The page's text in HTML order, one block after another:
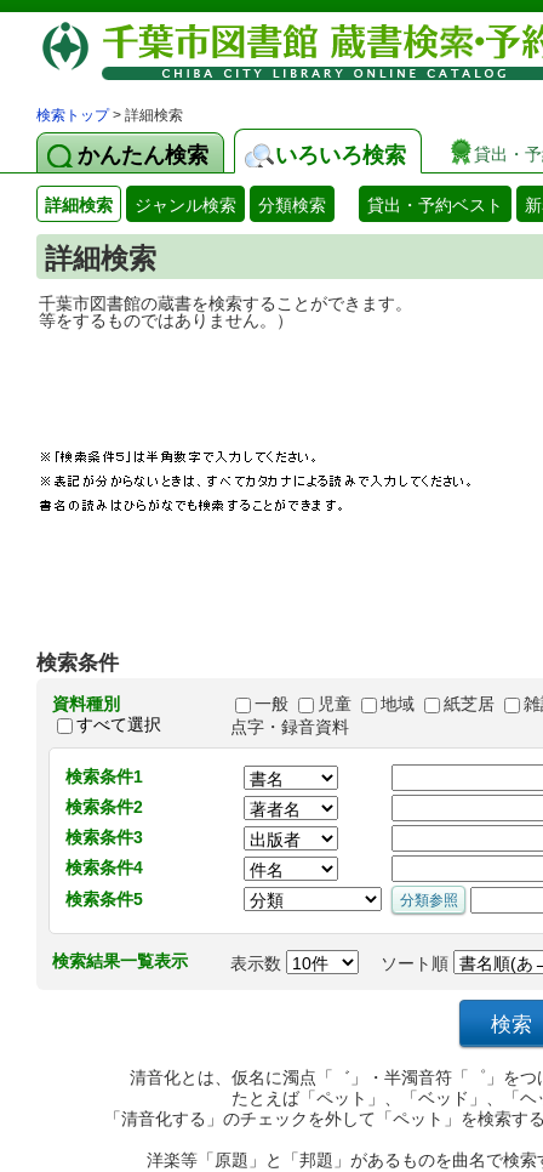
検索トップ> 詳細検索
かんたん検索 いろいろ検索 貸出・
詳細検索 ジャンル検索 分類検索 貸出・予約ベスト
詳細検索
千葉市図書館の蔵書を検索することがで
等をするものではありません。）
検索条件
資料種別
すべて選択
一般 児童 地域 紙芝居
点字・録音資料
検索条件1
検索条件2
検索条件3
検索条件4
検索条件5
検索結果一覧表示 表示数 ソート順
清音化とは、仮名に濁点「゛」・半濁音符「゜」を
たとえば「ペット」、「ベッド」、「
「清音化する」のチェックを外して「ペット」を検索
洋楽等「原題」と「邦題」があるものを曲名で検